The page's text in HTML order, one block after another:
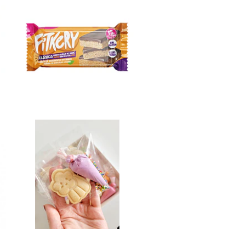
Fitkery
Clásica
$2.690
Kt para
decorac...
$1.990